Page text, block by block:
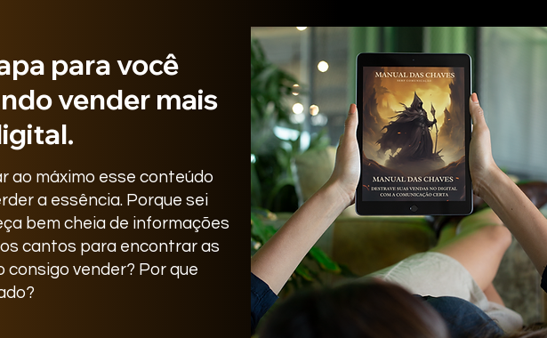
para você
vender mais
ao máximo esse conteúdo
a essência. Porque sei
bem cheia de informações
cantos para encontrar as
vender? Por que